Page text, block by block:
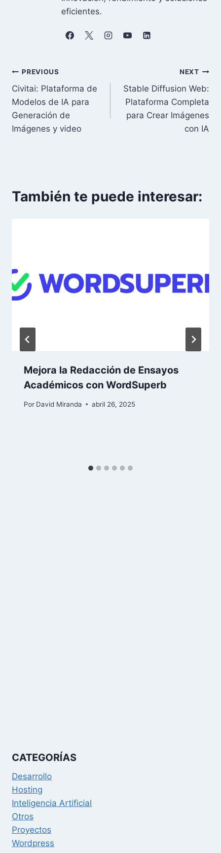
eficientes.
Navegación
de
entradas
PREVIOUS
Civitai: Plataforma de
Modelos de IA para
Generación de
Imágenes y video
NEXT
Stable Diffusion Web:
Plataforma Completa
para Crear Imágenes
con IA
También te puede interesar:
Mejora la Redacción de Ensayos
Académicos con WordSuperb
Por David Miranda abril 26, 2025
CATEGORÍAS
Desarrollo
Hosting
Inteligencia Artificial
Otros
Proyectos
Wordpress